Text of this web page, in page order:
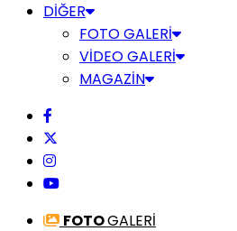
DİĞER
FOTO GALERİ
VİDEO GALERİ
MAGAZİN
FOTOGALERİ